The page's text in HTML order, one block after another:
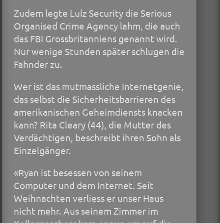
Zudem legte Lulz Security die Serious
Organised Crime Agency lahm, die auch
das FBI Grossbritanniens genannt wird.
Nur wenige Stunden später schlugen die
Fahnder zu.
Wer ist das mutmassliche Internetgenie,
das selbst die Sicherheitsbarrieren des
amerikanischen Geheimdiensts knacken
kann? Rita Cleary (44), die Mutter des
Verdächtigen, beschreibt ihren Sohn als
Einzelgänger.
«Ryan ist besessen von seinem
Computer und dem Internet. Seit
Weihnachten verliess er unser Haus
nicht mehr. Aus seinem Zimmer im